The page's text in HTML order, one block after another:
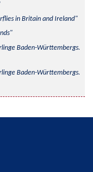
in Britain and Ireland
Baden-Württembergs.
Baden-Württembergs.